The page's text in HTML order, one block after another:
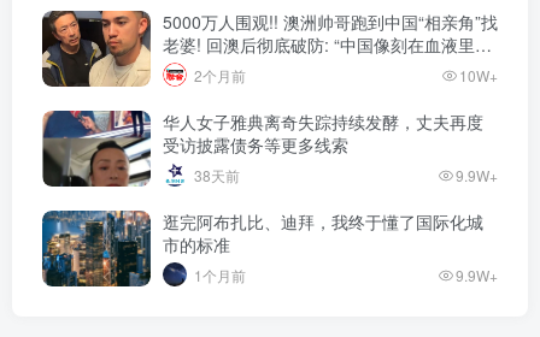
5000万人围观!! 澳洲帅哥跑到中国“相亲角”找
老婆! 回澳后彻底破防: “中国像刻在血液里的
家”! 全网疯狂热议…
2个月前 10W+
华人女子雅典离奇失踪持续发酵，丈夫再度
受访披露债务等更多线索
38天前 9.9W+
逛完阿布扎比、迪拜，我终于懂了国际化城
市的标准
1个月前 9.9W+